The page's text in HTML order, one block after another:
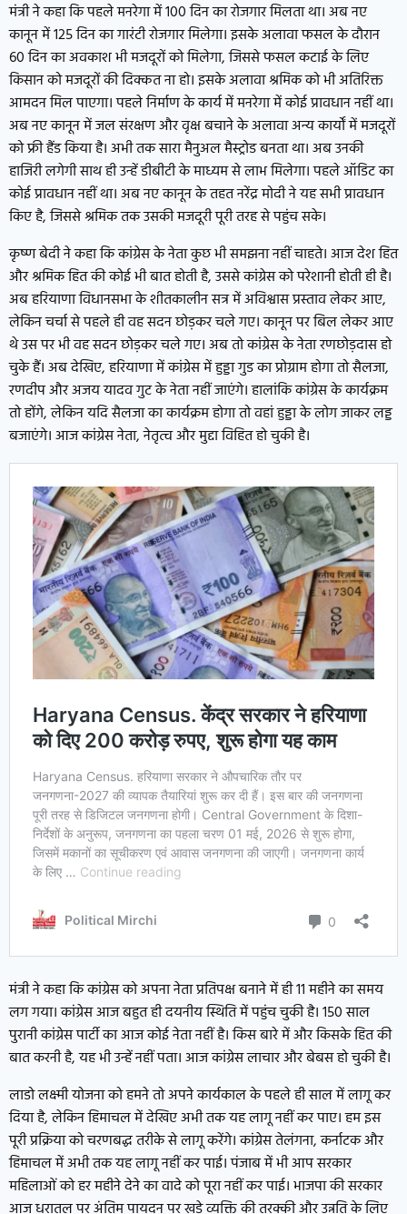
मंत्री ने कहा कि पहले मनरेगा में 100 दिन का रोजगार मिलता था। अब नए
कानून में 125 दिन का गारंटी रोजगार मिलेगा। इसके अलावा फसल के दौरान
60 दिन का अवकाश भी मजदूरों को मिलेगा, जिससे फसल कटाई के लिए
किसान को मजदूरों की दिक्कत ना हो। इसके अलावा श्रमिक को भी अतिरिक्त
आमदन मिल पाएगा। पहले निर्माण के कार्य में मनरेगा में कोई प्रावधान नहीं था।
अब नए कानून में जल संरक्षण और वृक्ष बचाने के अलावा अन्य कार्यों में मजदूरों
को फ्री हैंड किया है। अभी तक सारा मैनुअल मैस्ट्रोड बनता था। अब उनकी
हाजिरी लगेगी साथ ही उन्हें डीबीटी के माध्यम से लाभ मिलेगा। पहले ऑडिट का
कोई प्रावधान नहीं था। अब नए कानून के तहत नरेंद्र मोदी ने यह सभी प्रावधान
किए है, जिससे श्रमिक तक उसकी मजदूरी पूरी तरह से पहुंच सके।
कृष्ण बेदी ने कहा कि कांग्रेस के नेता कुछ भी समझना नहीं चाहते। आज देश हित
और श्रमिक हित की कोई भी बात होती है, उससे कांग्रेस को परेशानी होती ही है।
अब हरियाणा विधानसभा के शीतकालीन सत्र में अविश्वास प्रस्ताव लेकर आए,
लेकिन चर्चा से पहले ही वह सदन छोड़कर चले गए। कानून पर बिल लेकर आए
थे उस पर भी वह सदन छोड़कर चले गए। अब तो कांग्रेस के नेता रणछोड़दास हो
चुके हैं। अब देखिए, हरियाणा में कांग्रेस में हुड्डा गुड का प्रोग्राम होगा तो सैलजा,
रणदीप और अजय यादव गुट के नेता नहीं जाएंगे। हालांकि कांग्रेस के कार्यक्रम
तो होंगे, लेकिन यदि सैलजा का कार्यक्रम होगा तो वहां हुड्डा के लोग जाकर लड्ड
बजाएंगे। आज कांग्रेस नेता, नेतृत्व और मुद्दा विहित हो चुकी है।
मंत्री ने कहा कि कांग्रेस को अपना नेता प्रतिपक्ष बनाने में ही 11 महीने का समय
लग गया। कांग्रेस आज बहुत ही दयनीय स्थिति में पहुंच चुकी है। 150 साल
पुरानी कांग्रेस पार्टी का आज कोई नेता नहीं है। किस बारे में और किसके हित की
बात करनी है, यह भी उन्हें नहीं पता। आज कांग्रेस लाचार और बेबस हो चुकी है।
लाडो लक्ष्मी योजना को हमने तो अपने कार्यकाल के पहले ही साल में लागू कर
दिया है, लेकिन हिमाचल में देखिए अभी तक यह लागू नहीं कर पाए। हम इस
पूरी प्रक्रिया को चरणबद्ध तरीके से लागू करेंगे। कांग्रेस तेलंगना, कर्नाटक और
हिमाचल में अभी तक यह लागू नहीं कर पाई। पंजाब में भी आप सरकार
महिलाओं को हर महीने देने का वादे को पूरा नहीं कर पाई। भाजपा की सरकार